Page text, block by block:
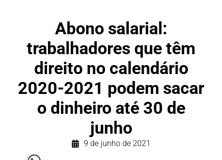
Abono salarial:
trabalhadores que têm
direito no calendário
2020-2021 podem sacar
o dinheiro até 30 de
junho
9 de junho de 2021